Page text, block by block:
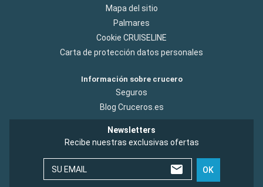
Mapa del sitio
Palmares
Cookie CRUISELINE
Carta de protección datos personales
Información sobre crucero
Seguros
Blog Cruceros.es
Newsletters
Recibe nuestras exclusivas ofertas
SU EMAIL OK